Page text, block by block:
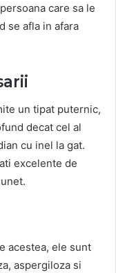
care sa le
se afla in afara
un tipat puternic,
decat cel al
cu inel la gat.
excelente de
acestea, ele sunt
aspergiloza si